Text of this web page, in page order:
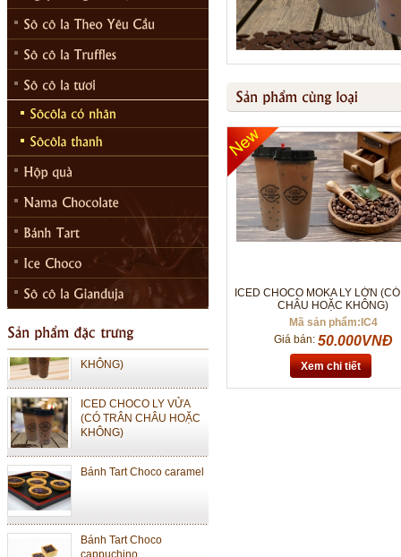
ICED CHOCO MOKA LY
LỚN (CÓ TRÂN CHÂU
HOẶC KHÔNG)
ICED CHOCO MOKA LY
VỪA (CÓ TRÂN CHÂU
HOẶC KHÔNG)
ICED CHOCO LY LỚN
(CÓ TRÂN CHÂU HOẶC
KHÔNG)
ICED CHOCO LY VỬA
(CÓ TRÂN CHÂU HOẶC
KHÔNG)
Bánh Tart Choco caramel
Bánh Tart Choco
cappuchino
ICED CHOCO MOKA LY LỚN
CHÂU HOẶC KHÔNG)
Mã sản phẩm:IC4
Giá bán: 50.000VNĐ
Xem chi tiết